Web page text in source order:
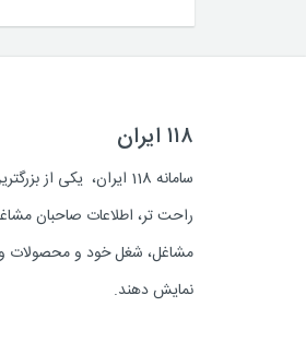
۱۱۸ ایران
سامانه 118 ایران،
راحت تر، اطلاعات صاحبان
مشاغل، شغل خود و محصولات و
نمایش دهند.